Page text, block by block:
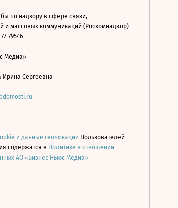
по надзору в сфере связи,
и массовых коммуникаций (Роскомнадзор)
79546
Медиа»
Ирина Сергеевна
и данные геолокации Пользователей
содержатся в Политике в отношении
АО «Бизнес Ньюс Медиа»